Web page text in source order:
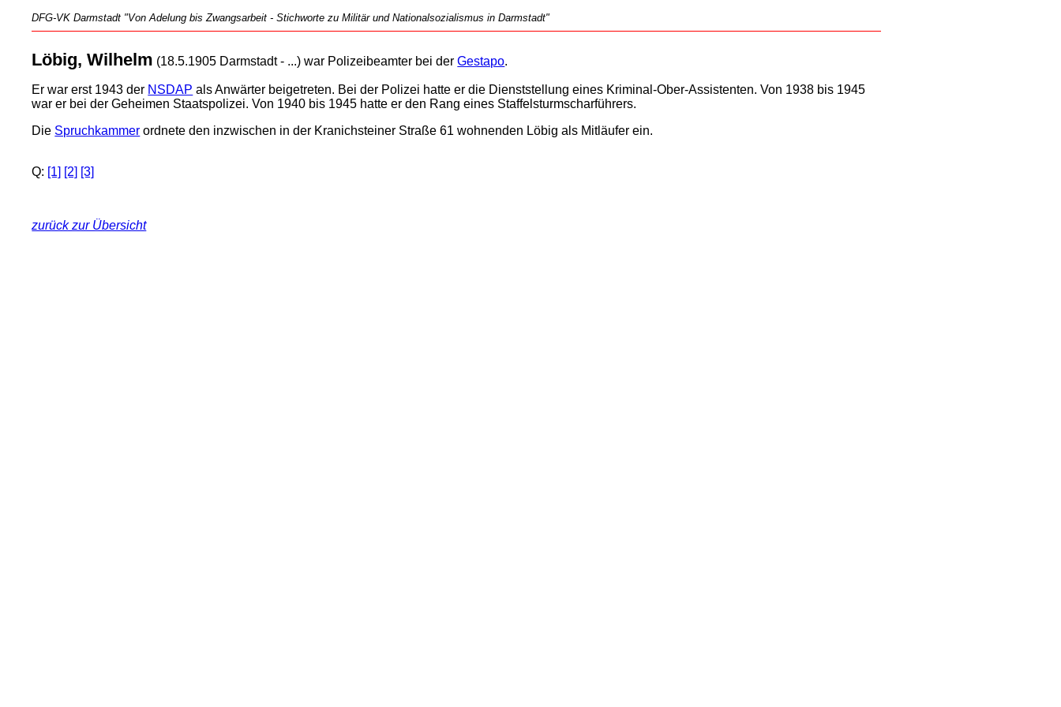
DFG-VK Darmstadt "Von Adelung bis Zwangsarbeit - Stichworte zu Militär und Nationalsozialismus in Darmstadt"
Löbig, Wilhelm (18.5.1905 Darmstadt - ...) war Polizeibeamter bei derGestapo.
Er war erst 1943 der NSDAP als Anwärter beigetreten. Bei der Polizei hatte er die Dienststellung eines Kriminal-Ober-Assistenten. Von 1938 bis 1945
war er bei der Geheimen Staatspolizei. Von 1940 bis 1945 hatte er den Rang eines Staffelsturmscharführers.
Die Spruchkammer ordnete den inzwischen in der Kranichsteiner Straße 61 wohnenden Löbig als Mitläufer ein.
Q: [1] [2] [3]
zurück zur Übersicht